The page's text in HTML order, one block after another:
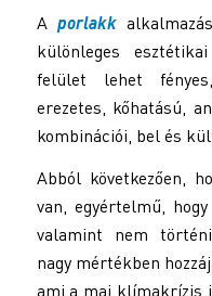
A porlakk
különleges
felület lehet
erezetes, kőhatású,
kombinációi, bel és
Abból következően,
van, egyértelmű,
valamint nem
nagy mértékben
ami a mai klímakrízis